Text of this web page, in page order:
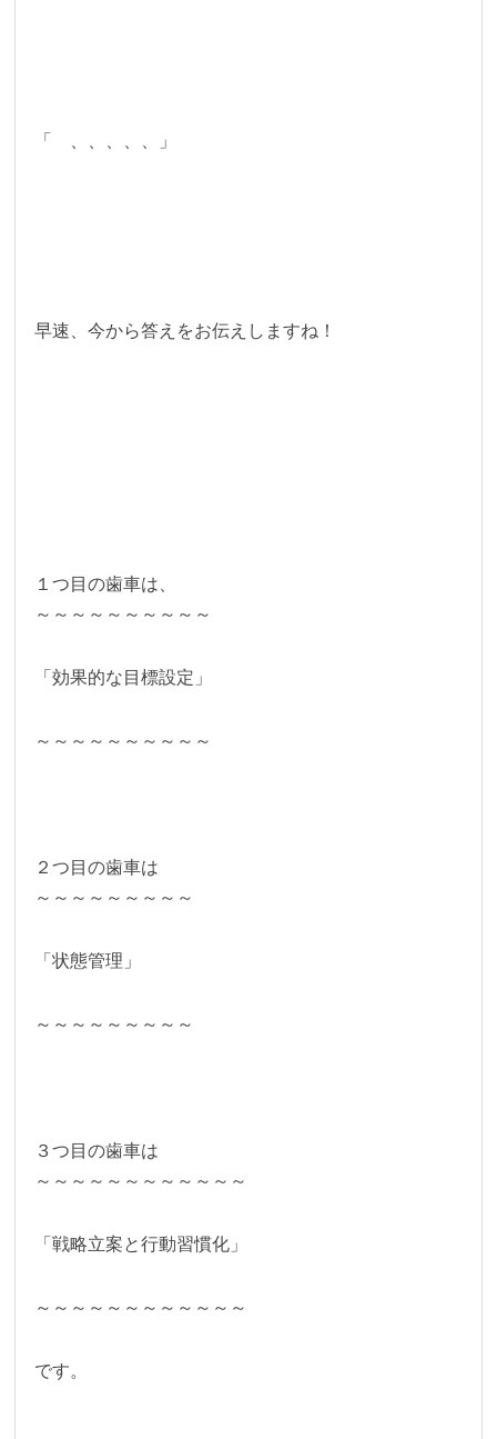
「 、、、、、」
早速、今から答えをお伝えしますね！
１つ目の歯車は、
～～～～～～～～～～
「効果的な目標設定」
～～～～～～～～～～
２つ目の歯車は
～～～～～～～～～
「状態管理」
～～～～～～～～～
３つ目の歯車は
～～～～～～～～～～～～
「戦略立案と行動習慣化」
～～～～～～～～～～～～
です。